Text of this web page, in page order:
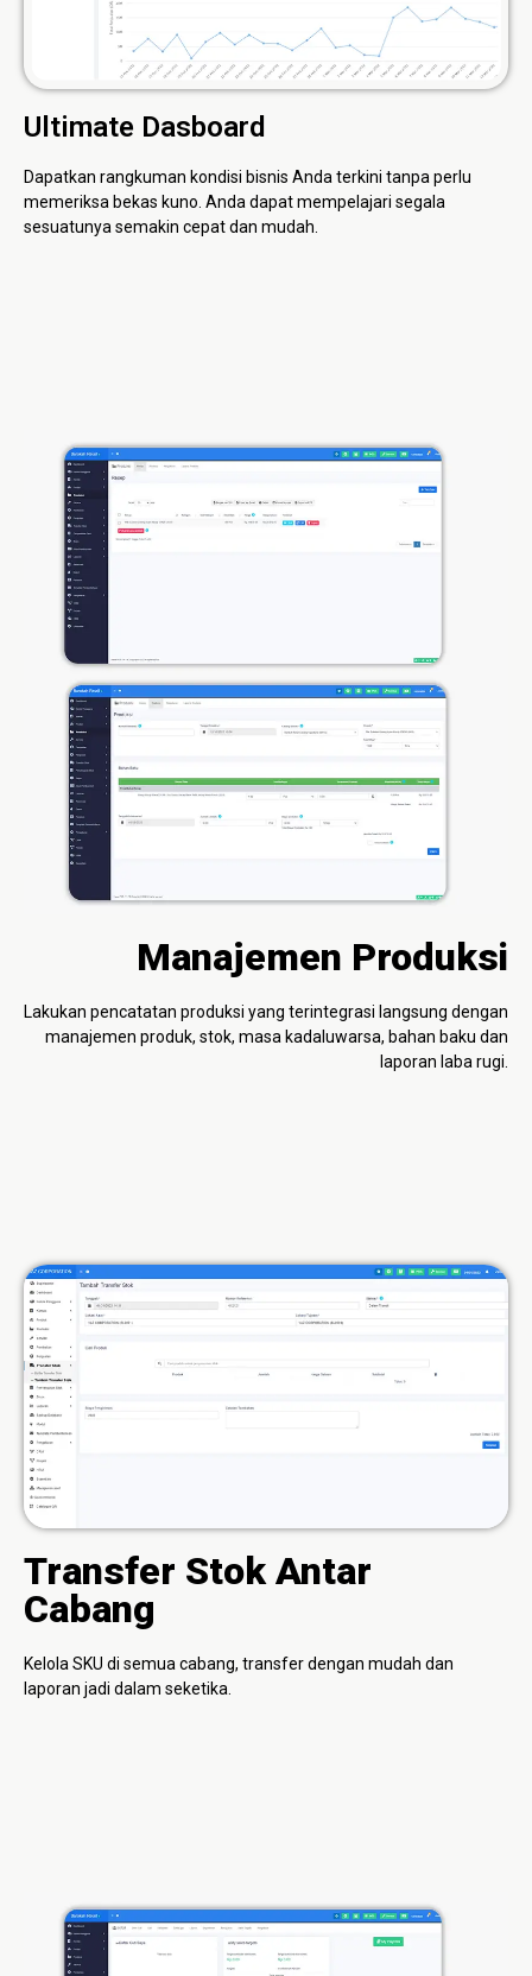
Ultimate Dasboard
Dapatkan rangkuman kondisi bisnis Anda terkini tanpa perlu
memeriksa bekas kuno. Anda dapat mempelajari segala
sesuatunya semakin cepat dan mudah.
Manajemen Produksi
Lakukan pencatatan produksi yang terintegrasi langsung dengan
manajemen produk, stok, masa kadaluwarsa, bahan baku dan
laporan laba rugi.
Transfer Stok Antar
Cabang
Kelola SKU di semua cabang, transfer dengan mudah dan
laporan jadi dalam seketika.